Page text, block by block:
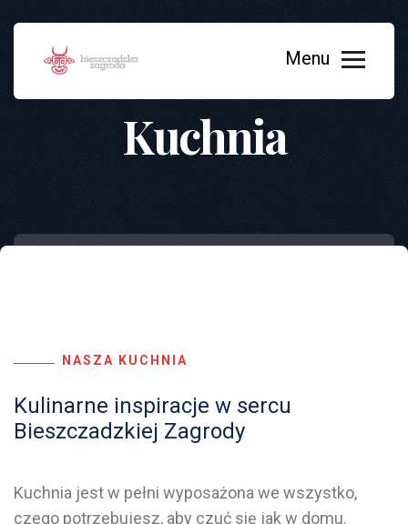
Kuchnia
NASZA KUCHNIA
Kulinarne inspiracje w sercu
Bieszczadzkiej Zagrody
Kuchnia jest w pełni wyposażona we wszystko,
czego potrzebujesz, aby czuć się jak w domu.